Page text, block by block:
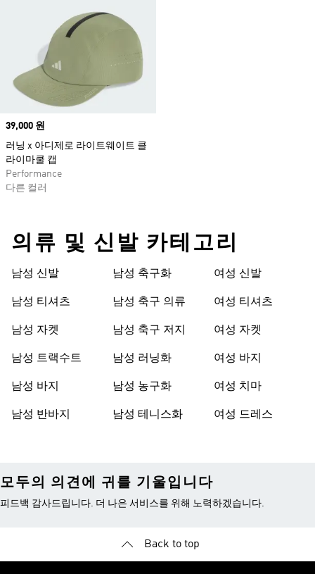
Price
39,000 원
러닝 x 아디제로 라이트웨이트 클
라이마쿨 캡
Performance
다른 컬러
의류 및 신발 카테고리
남성 신발
남성 티셔츠
남성 자켓
남성 트랙수트
남성 바지
남성 반바지
남성 축구화
남성 축구 의류
남성 축구 저지
남성 러닝화
남성 농구화
남성 테니스화
여성 신발
여성 티셔츠
여성 자켓
여성 바지
여성 치마
여성 드레스
모두의 의견에 귀를 기울입니다
피드백 감사드립니다. 더 나은 서비스를 위해 노력하겠습니다.
Back to top